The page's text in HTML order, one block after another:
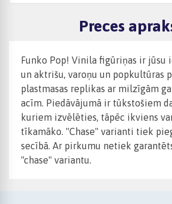
Preces
Funko Pop! Vinila figūriņas ir
un aktrišu, varoņu un popkultūras
plastmasas replikas ar milzīgām
acīm. Piedāvājumā ir tūkstošiem
kuriem izvēlēties, tāpēc ikviens
tīkamāko. "Chase" varianti tiek
secībā. Ar pirkumu netiek
"chase" variantu.